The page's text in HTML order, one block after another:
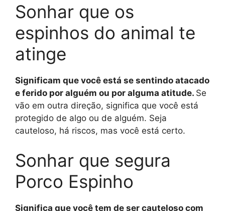
Sonhar que os
espinhos do animal te
atinge
Significam que você está se sentindo atacado
e ferido por alguém ou por alguma atitude. Se
vão em outra direção, significa que você está
protegido de algo ou de alguém. Seja
cauteloso, há riscos, mas você está certo.
Sonhar que segura
Porco Espinho
Significa que você tem de ser cauteloso com